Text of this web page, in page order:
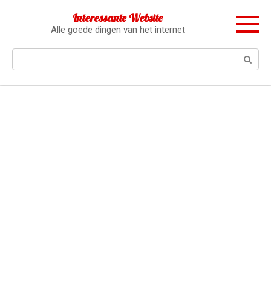
Interessante Website
Alle goede dingen van het internet